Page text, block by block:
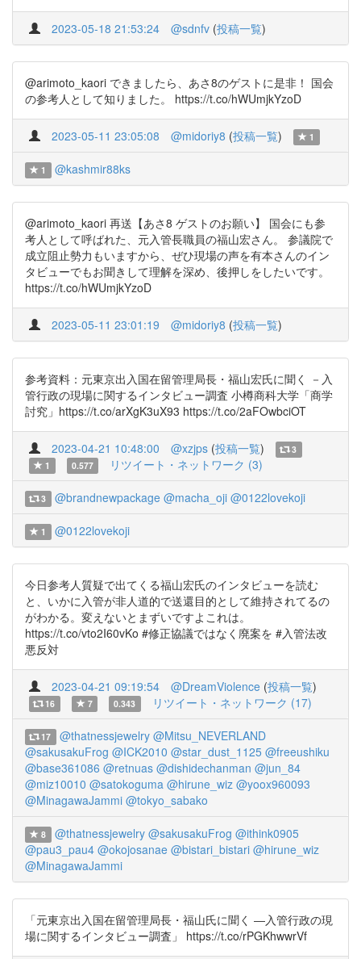
2023-05-18 21:53:24 @sdnfv (投稿一覧)
@arimoto_kaori できましたら、あさ8のゲストに是非！ 国会
の参考人として知りました。 https://t.co/hWUmjkYzoD
2023-05-11 23:05:08 @midoriy8 (投稿一覧) 1
1 @kashmir88ks
@arimoto_kaori 再送【あさ8 ゲストのお願い】 国会にも参
考人として呼ばれた、元入管長職員の福山宏さん。 参議院で
成立阻止勢力もいますから、ぜひ現場の声を有本さんのイン
タビューでもお聞きして理解を深め、後押しをしたいです。
https://t.co/hWUmjkYzoD
2023-05-11 23:01:19 @midoriy8 (投稿一覧)
参考資料：元東京出入国在留管理局長・福山宏氏に聞く －入
管行政の現場に関するインタビュー調査 小樽商科大学「商学
討究」https://t.co/arXgK3uX93 https://t.co/2aFOwbciOT
2023-04-21 10:48:00 @xzjps (投稿一覧)
3
1
0.577 リツイート・ネットワーク (3)
3 @brandnewpackage @macha_oji @0122lovekoji
1 @0122lovekoji
今日参考人質疑で出てくる福山宏氏のインタビューを読む
と、いかに入管が非人道的で送還目的として維持されてるの
がわかる。変えないとまずいですよこれは。
https://t.co/vto2I60vKo #修正協議ではなく廃案を #入管法改
悪反対
2023-04-21 09:19:54 @DreamViolence (投稿一覧)
16 7 0.343 リツイート・ネットワーク (17)
17 @thatnessjewelry @Mitsu_NEVERLAND
@sakusakuFrog @ICK2010 @star_dust_1125 @freeushiku
@base361086 @retnuas @dishidechanman @jun_84
@miz10010 @satokoguma @hirune_wiz @yoox960093
@MinagawaJammi @tokyo_sabako
8 @thatnessjewelry @sakusakuFrog @ithink0905
@pau3_pau4 @okojosanae @bistari_bistari @hirune_wiz
@MinagawaJammi
「元東京出入国在留管理局長・福山氏に聞く ―入管行政の現
場に関するインタビュー調査」 https://t.co/rPGKhwwrVf